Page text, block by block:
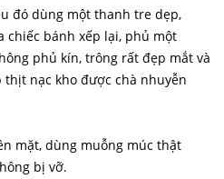
đó dùng một thanh tre dẹp,
chiếc bánh xếp lại, phủ một
phủ kín, trông rất đẹp mắt và
nạc kho được chà nhuyễn
mặt, dùng muỗng múc thật
bị vỡ.